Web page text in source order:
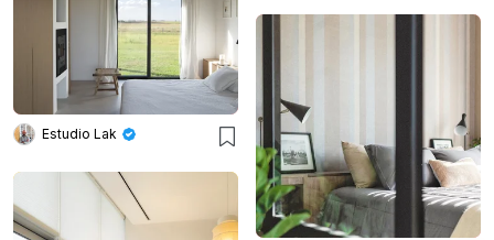
Estudio Lak